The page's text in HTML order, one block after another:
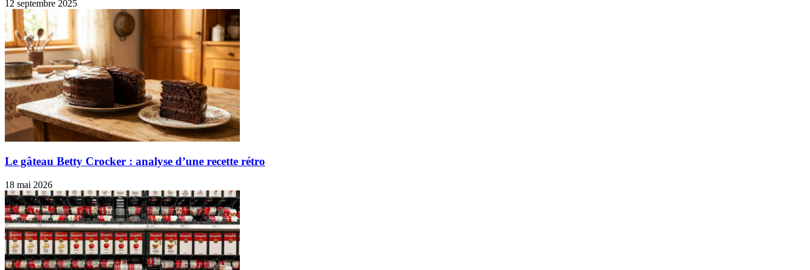
12 septembre 2025
Le gâteau Betty Crocker : analyse d’une recette rétro
18 mai 2026